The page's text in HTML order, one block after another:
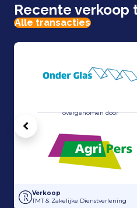
Recente verkoop
Alle transacties
overgenomen door
Overname Horti-Text door
Verkoop
TMT & Zakelijke Dienstverlening
Vorige